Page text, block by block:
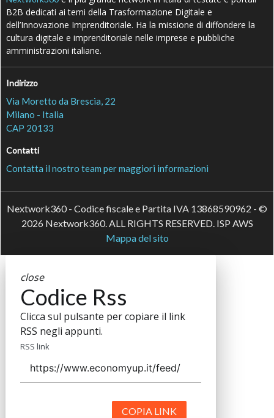
B2B dedicati ai temi della Trasformazione Digitale e
dell’Innovazione Imprenditoriale. Ha la missione di diffondere la
cultura digitale e imprenditoriale nelle imprese e pubbliche
amministrazioni italiane.
Indirizzo
Via Moretto da Brescia, 22
Milano - Italia
CAP 20133
Contatti
Contatta il nostro team per maggiori informazioni
Nextwork360 - Codice fiscale e Partita IVA 13868590962 - ©
2026 Nextwork360. ALL RIGHTS RESERVED. ISP AWS
Mappa del sito
close
Codice Rss
Clicca sul pulsante per copiare il link
RSS negli appunti.
RSS link
COPIA LINK